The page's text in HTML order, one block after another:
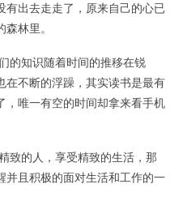
有出去走走了，原来自己的心已
林里。
的知识随着时间的推移在锐
在不断的浮躁，其实读书是最有
，唯一有空的时间却拿来看手机
的人，享受精致的生活，那
并且积极的面对生活和工作的一